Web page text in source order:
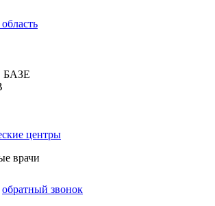
БАЗЕ
центры
врачи
обратный звонок